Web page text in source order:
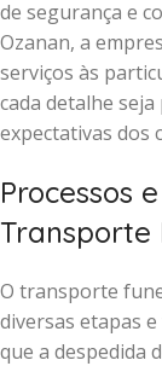
de segurança e
Ozanan, a
serviços às
cada detalhe
expectativas dos
Processos
Transporte
O transporte
diversas etapas
que a despedida